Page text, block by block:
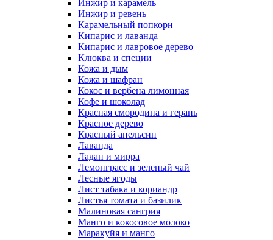
Инжир и карамель
Инжир и ревень
Карамельный попкорн
Кипарис и лаванда
Кипарис и лавровое дерево
Клюква и специи
Кожа и дым
Кожа и шафран
Кокос и вербена лимонная
Кофе и шоколад
Красная смородина и герань
Красное дерево
Красный апельсин
Лаванда
Ладан и мирра
Лемонграсс и зеленый чай
Лесные ягоды
Лист табака и кориандр
Листья томата и базилик
Малиновая сангрия
Манго и кокосовое молоко
Маракуйя и манго